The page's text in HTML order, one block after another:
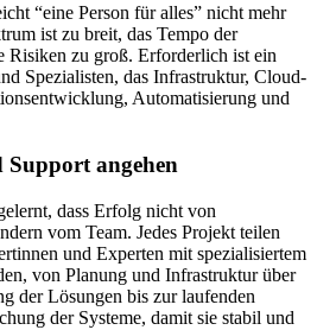
“eine Person für alles” nicht mehr
ist zu breit, das Tempo der
Risiken zu groß. Erforderlich ist ein
Spezialisten, das Infrastruktur, Cloud-
Automatisierung und
angehen
dass Erfolg nicht von
vom Team. Jedes Projekt teilen
und Experten mit spezialisiertem
von Planung und Infrastruktur über
der Lösungen bis zur laufenden
der Systeme, damit sie stabil und